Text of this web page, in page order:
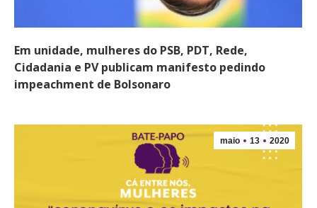
Em unidade, mulheres do PSB, PDT, Rede,
Cidadania e PV publicam manifesto pedindo
impeachment de Bolsonaro
maio 13 2020